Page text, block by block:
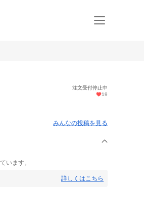
注文受付停止中
19
みんなの投稿を見る
います。
詳しくはこちら